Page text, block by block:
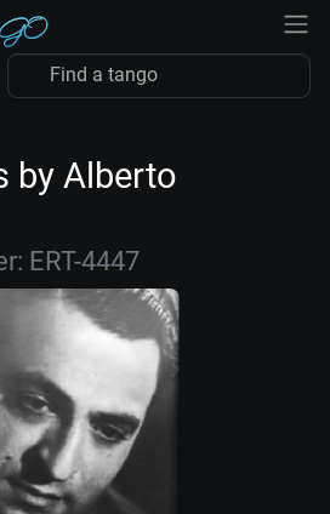
by Alberto
ERT-4447